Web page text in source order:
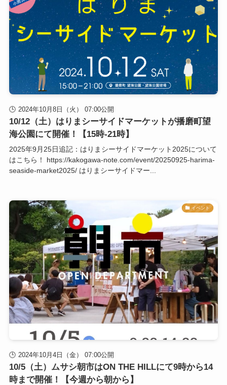
2024年10月8日（火） 07:00公開
10/12（土）はりまシーサイドマーケットが播磨町望
海公園にて開催！【15時-21時】
2025年9月25日追記：はりまシーサイドマーケット2025について
はこちら！ https://kakogawa-note.com/event/20250925-harima-
seaside-market2025/ はりまシーサイドマー...
イベント
2024年10月4日（金） 07:00公開
10/5（土）ムサシ朝市はON THE HILLにて9時から14
時まで開催！【今週から朝から】